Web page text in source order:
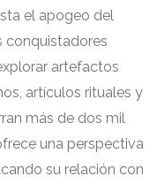
el apogeo del
conquistadores
artefactos
artículos rituales y
más de dos mil
una perspectiva
su relación con